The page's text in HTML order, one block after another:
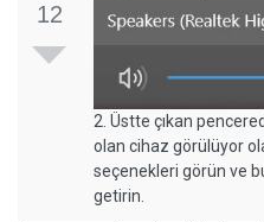
12
2. Üstte çıkan
olan cihaz görülüyor
seçenekleri görün ve
getirin.